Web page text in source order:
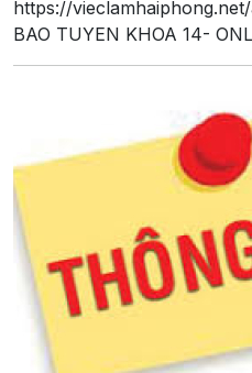
https://
BAO TUYEN KHOA 14-